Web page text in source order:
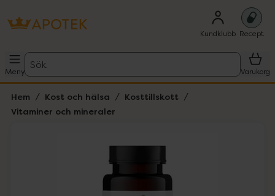
Kundklubb Recept
Meny
Sök
Varukorg
Hem Kost och hälsa
Kosttillskott
Vitaminer och mineraler